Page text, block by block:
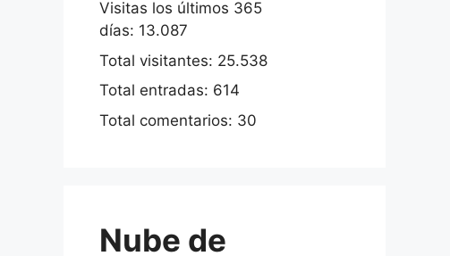
Visitas los últimos 365
días: 13.087
Total visitantes: 25.538
Total entradas: 614
Total comentarios: 30
Nube de